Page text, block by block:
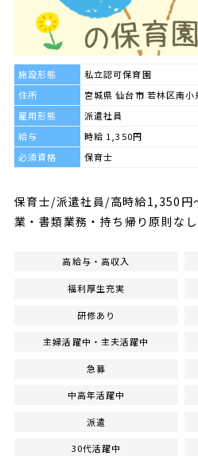
施設形態
私立認可保育園
住所
宮城県 仙台市 若林区南
雇用形態
派遣社員
給与
時給 1,350円
必須資格
保育士
保育士/派遣社員/高時給1,350
業・書類業務・持ち帰り原則な
高給与・高収入
福利厚生充実
研修あり
主婦活躍中・主夫活躍中
急募
中高年活躍中
派遣
30代活躍中